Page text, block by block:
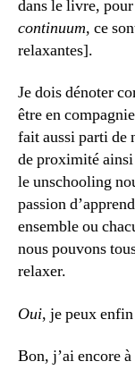
dans le livre,
continuum, ce
relaxantes].
Je dois dénoter
être en
fait aussi parti de
de proximité
le unschooling
passion
ensemble ou
nous pouvons
relaxer.
Oui, je peux
Bon, j’ai encore